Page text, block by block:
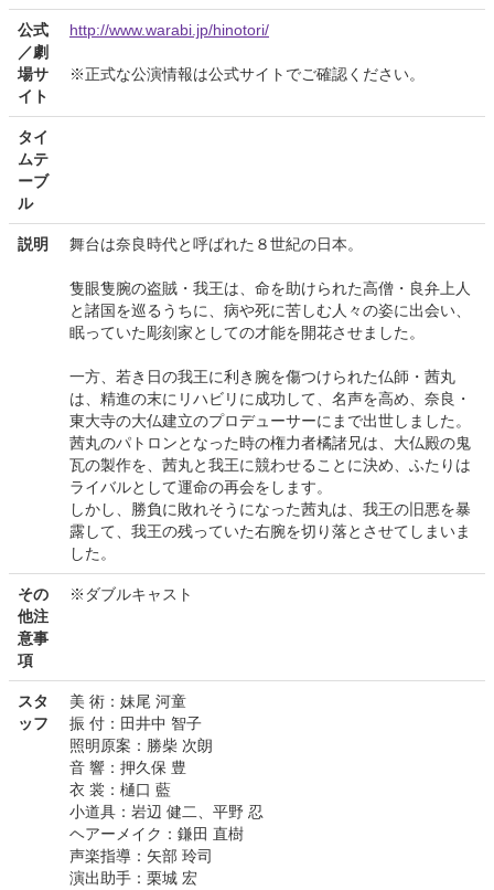
公式
／劇
場サ
イト
http://www.warabi.jp/hinotori/
※正式な公演情報は公式サイトでご確認ください。
タイ
ムテ
ーブ
ル
説明 舞台は奈良時代と呼ばれた８世紀の日本。
隻眼隻腕の盗賊・我王は、命を助けられた高僧・良弁上人
と諸国を巡るうちに、病や死に苦しむ人々の姿に出会い、
眠っていた彫刻家としての才能を開花させました。
一方、若き日の我王に利き腕を傷つけられた仏師・茜丸
は、精進の末にリハビリに成功して、名声を高め、奈良・
東大寺の大仏建立のプロデューサーにまで出世しました。
茜丸のパトロンとなった時の権力者橘諸兄は、大仏殿の鬼
瓦の製作を、茜丸と我王に競わせることに決め、ふたりは
ライバルとして運命の再会をします。
しかし、勝負に敗れそうになった茜丸は、我王の旧悪を暴
露して、我王の残っていた右腕を切り落とさせてしまいま
した。
その
他注
意事
項
※ダブルキャスト
スタ
ッフ
美 術：妹尾 河童
振 付：田井中 智子
照明原案：勝柴 次朗
音 響：押久保 豊
衣 裳：樋口 藍
小道具：岩辺 健二、平野 忍
ヘアーメイク：鎌田 直樹
声楽指導：矢部 玲司
演出助手：栗城 宏